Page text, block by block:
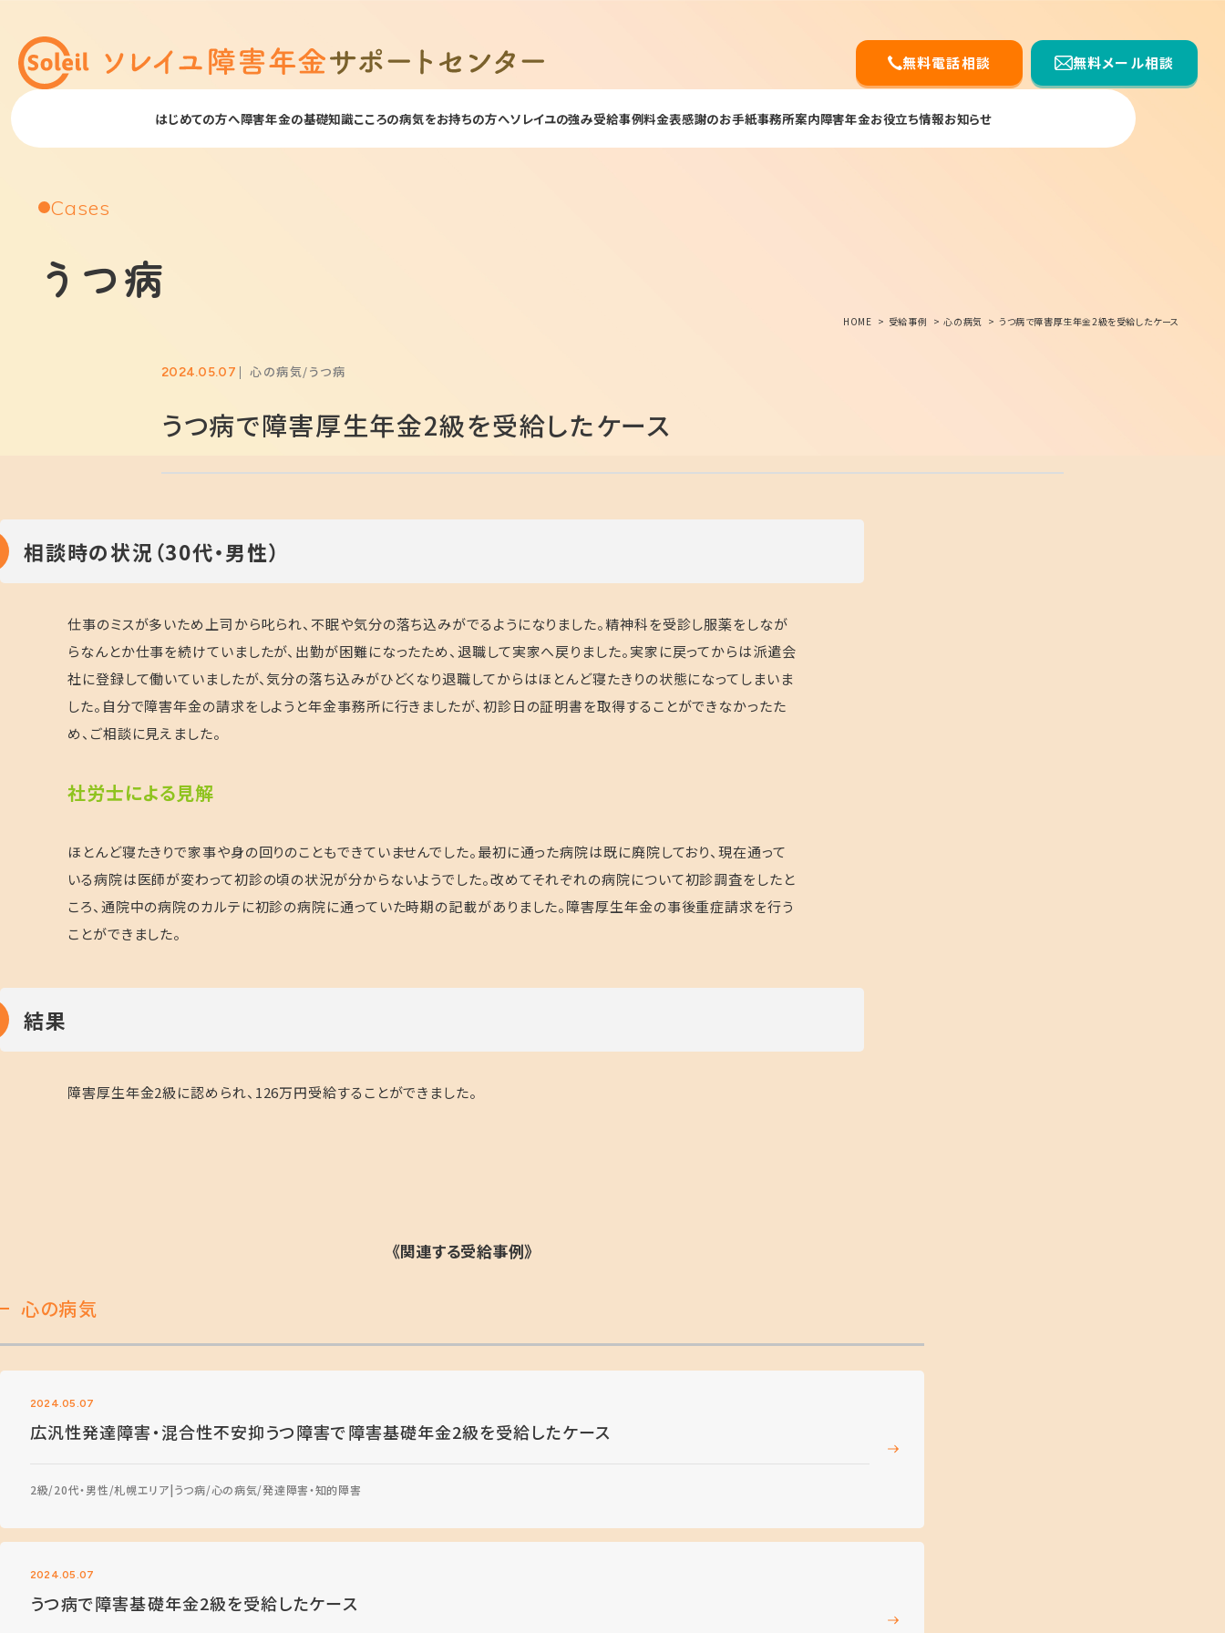
無料電話相談 無料メール相談
はじめての方へ障害年金の基礎知識こころの病気をお持ちの方へソレイユの強み受給事例料金表感謝のお手紙事務所案内障害年金お役立ち情報お知らせ
Cases
うつ病
HOME 受給事例 心の病気 うつ病で障害厚生年金2級を受給したケース
2024.05.07 心の病気 うつ病
うつ病で障害厚生年金2級を受給したケース
相談時の状況（30代・男性）
仕事のミスが多いため上司から叱られ、不眠や気分の落ち込みがでるようになりました。精神科を受診し服薬をしなが
らなんとか仕事を続けていましたが、出勤が困難になったため、退職して実家へ戻りました。実家に戻ってからは派遣会
社に登録して働いていましたが、気分の落ち込みがひどくなり退職してからはほとんど寝たきりの状態になってしまいま
した。自分で障害年金の請求をしようと年金事務所に行きましたが、初診日の証明書を取得することができなかったた
め、ご相談に見えました。
社労士による見解
ほとんど寝たきりで家事や身の回りのこともできていませんでした。最初に通った病院は既に廃院しており、現在通って
いる病院は医師が変わって初診の頃の状況が分からないようでした。改めてそれぞれの病院について初診調査をしたと
ころ、通院中の病院のカルテに初診の病院に通っていた時期の記載がありました。障害厚生年金の事後重症請求を行う
ことができました。
結果
障害厚生年金2級に認められ、 126万円受給することができました。
《関連する受給事例》
心の病気
2024.05.07
広汎性発達障害・混合性不安抑うつ障害で障害基礎年金2級を受給したケース
2級 20代・男性 札幌エリア うつ病 心の病気 発達障害・知的障害
2024.05.07
うつ病で障害基礎年金2級を受給したケース